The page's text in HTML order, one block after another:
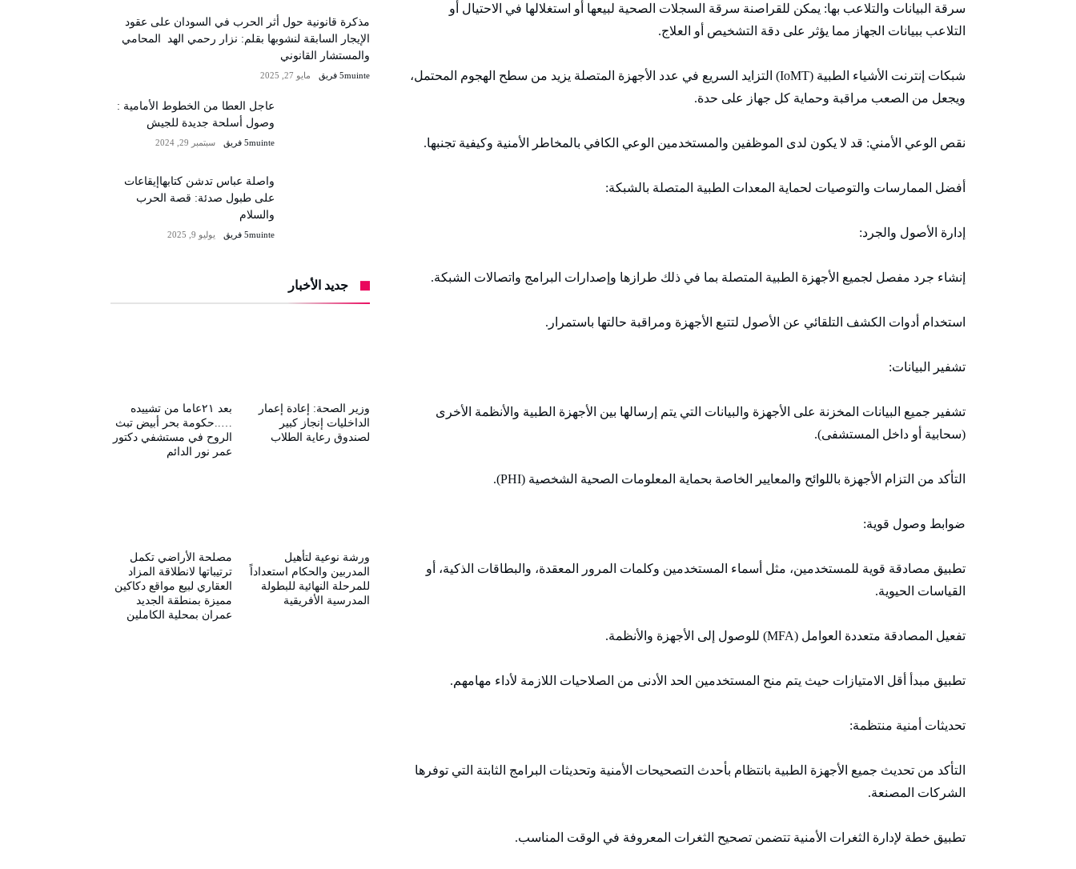
سرقة البيانات والتلاعب بها: يمكن للقراصنة سرقة السجلات الصحية لبيعها أو استغلالها في الاحتيال أو
التلاعب ببيانات الجهاز مما يؤثر على دقة التشخيص أو العلاج.
شبكات إنترنت الأشياء الطبية (IoMT) التزايد السريع في عدد الأجهزة المتصلة يزيد من سطح الهجوم المحتمل،
ويجعل من الصعب مراقبة وحماية كل جهاز على حدة.
نقص الوعي الأمني: قد لا يكون لدى الموظفين والمستخدمين الوعي الكافي بالمخاطر الأمنية وكيفية تجنبها.
أفضل الممارسات والتوصيات لحماية المعدات الطبية المتصلة بالشبكة:
إدارة الأصول والجرد:
إنشاء جرد مفصل لجميع الأجهزة الطبية المتصلة بما في ذلك طرازها وإصدارات البرامج واتصالات الشبكة.
استخدام أدوات الكشف التلقائي عن الأصول لتتبع الأجهزة ومراقبة حالتها باستمرار.
تشفير البيانات:
تشفير جميع البيانات المخزنة على الأجهزة والبيانات التي يتم إرسالها بين الأجهزة الطبية والأنظمة الأخرى
(سحابية أو داخل المستشفى).
التأكد من التزام الأجهزة باللوائح والمعايير الخاصة بحماية المعلومات الصحية الشخصية (PHI).
ضوابط وصول قوية:
تطبيق مصادقة قوية للمستخدمين، مثل أسماء المستخدمين وكلمات المرور المعقدة، والبطاقات الذكية، أو
القياسات الحيوية.
تفعيل المصادقة متعددة العوامل (MFA) للوصول إلى الأجهزة والأنظمة.
تطبيق مبدأ أقل الامتيازات حيث يتم منح المستخدمين الحد الأدنى من الصلاحيات اللازمة لأداء مهامهم.
تحديثات أمنية منتظمة:
التأكد من تحديث جميع الأجهزة الطبية بانتظام بأحدث التصحيحات الأمنية وتحديثات البرامج الثابتة التي توفرها
الشركات المصنعة.
تطبيق خطة لإدارة الثغرات الأمنية تتضمن تصحيح الثغرات المعروفة في الوقت المناسب.
مذكرة قانونية حول أثر الحرب في السودان على عقود
الإيجار السابقة لنشوبها بقلم: نزار رحمي الهد المحامي
والمستشار القانوني
5muinte فريق مايو 27, 2025
عاجل العطا من الخطوط الأمامية :
وصول أسلحة جديدة للجيش
5muinte فريق سبتمبر 29, 2024
واصلة عباس تدشن كتابهاإيقاعات
على طبول صدئة: قصة الحرب
والسلام
5muinte فريق يوليو 9, 2025
جديد الأخبار
بعد ٢١عاما من تشييده
…..حكومة بحر أبيض تبث
الروح في مستشفي دكتور
عمر نور الدائم
وزير الصحة: إعادة إعمار
الداخليات إنجاز كبير
لصندوق رعاية الطلاب
مصلحة الأراضي تكمل
ترتيباتها لانطلاقة المزاد
العقاري لبيع مواقع دكاكين
مميزة بمنطقة الجديد
عمران بمحلية الكاملين
ورشة نوعية لتأهيل
المدربين والحكام استعداداً
للمرحلة النهائية للبطولة
المدرسية الأفريقية